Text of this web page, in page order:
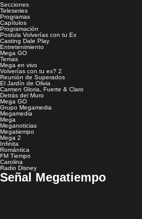
Secciones
Teleseries
Programas
Capítulos
Programación
Postula Volverías con tu Ex
Casting Dale Play
Entretenimiento
Mega GO
Temas
Mega en vivo
Volverías con tu ex? 2
Reunión de Superados
El Jardín de Olivia
Carmen Gloria, Fuerte & Claro
Detrás del Muro
Mega GO
Grupo Megamedia
Megamedia
Mega
Meganoticias
Megatiempo
Mega 2
Infinita
Romántica
FM Tiempo
Carolina
Radio Disney
Señal Megatiempo